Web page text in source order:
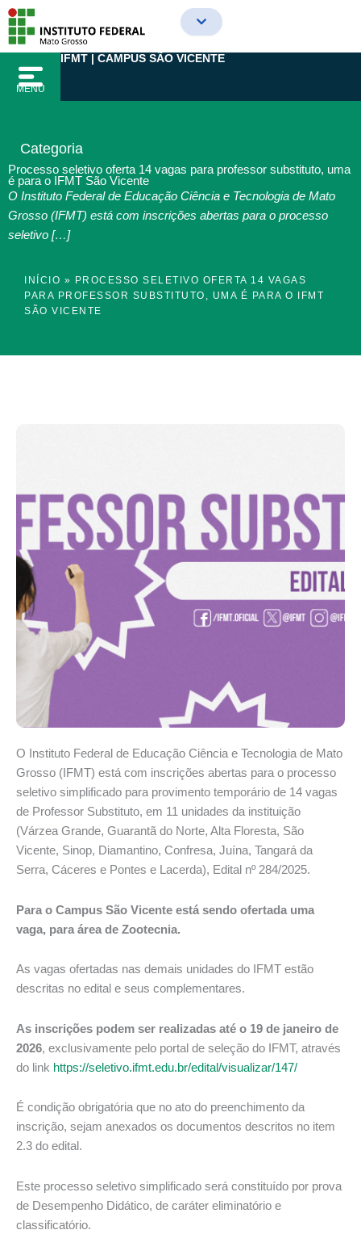
para
conteúdo
MENU
IFMT | CAMPUS SÃO VICENTE
Categoria
Processo seletivo oferta 14 vagas para professor substituto, uma
é para o IFMT São Vicente
O Instituto Federal de Educação Ciência e Tecnologia de Mato
Grosso (IFMT) está com inscrições abertas para o processo
seletivo […]
INÍCIO » PROCESSO SELETIVO OFERTA 14 VAGAS
PARA PROFESSOR SUBSTITUTO, UMA É PARA O IFMT
SÃO VICENTE
O Instituto Federal de Educação Ciência e Tecnologia de Mato
Grosso (IFMT) está com inscrições abertas para o processo
seletivo simplificado para provimento temporário de 14 vagas
de Professor Substituto, em 11 unidades da instituição
(Várzea Grande, Guarantã do Norte, Alta Floresta, São
Vicente, Sinop, Diamantino, Confresa, Juína, Tangará da
Serra, Cáceres e Pontes e Lacerda), Edital nº 284/2025.
Para o Campus São Vicente está sendo ofertada uma
vaga, para área de Zootecnia.
As vagas ofertadas nas demais unidades do IFMT estão
descritas no edital e seus complementares.
As inscrições podem ser realizadas até o 19 de janeiro de
2026, exclusivamente pelo portal de seleção do IFMT, através
do link https://seletivo.ifmt.edu.br/edital/visualizar/147/
É condição obrigatória que no ato do preenchimento da
inscrição, sejam anexados os documentos descritos no item
2.3 do edital.
Este processo seletivo simplificado será constituído por prova
de Desempenho Didático, de caráter eliminatório e
classificatório.